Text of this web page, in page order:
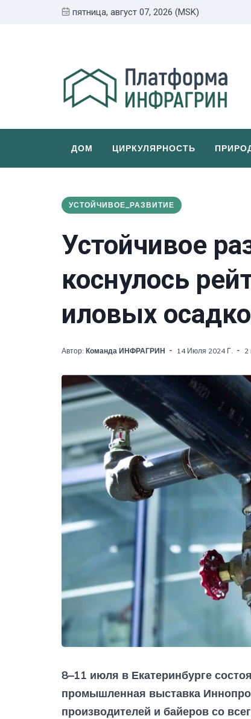
пятница, август 07, 2026 (MSK)
ДОМ ЦИРКУЛЯРНОСТЬ
УСТОЙЧИВОЕ_РАЗВИТИЕ
Устойчивое
коснулось
иловых
Автор: Команда ИНФРАГРИН 14 Июля 2024 Г. 2
8–11 июля в Екатеринбурге
промышленная выставка
производителей и байеров со